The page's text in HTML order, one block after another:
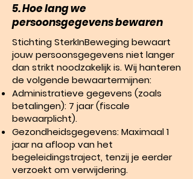
5. Hoe lang we
persoonsgegevens bewaren
Stichting SterkInBeweging bewaart
jouw persoonsgegevens niet langer
dan strikt noodzakelijk is. Wij hanteren
de volgende bewaartermijnen:
Administratieve gegevens (zoals
betalingen): 7 jaar (fiscale
bewaarplicht).
Gezondheidsgegevens: Maximaal 1
jaar na afloop van het
begeleidingstraject, tenzij je eerder
verzoekt om verwijdering.